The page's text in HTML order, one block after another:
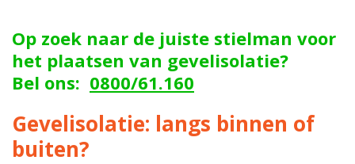
Op zoek naar de juiste stielman voor
het plaatsen van gevelisolatie?
Bel ons: 0800/61.160
Gevelisolatie: langs binnen of
buiten?